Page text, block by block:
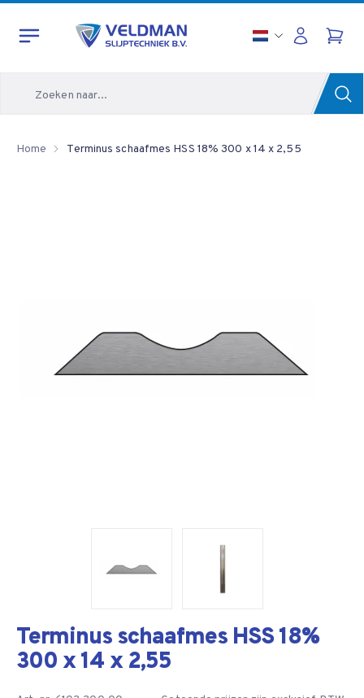
Home Terminus schaafmes HSS 18% 300 x 14 x 2,55
Terminus schaafmes HSS 18%
300 x 14 x 2,55